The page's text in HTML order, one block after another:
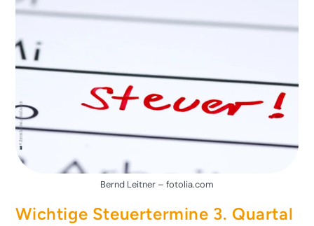
Bernd Leitner – fotolia.com
Wichtige Steuertermine 3. Quartal